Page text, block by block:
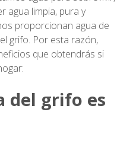
agua limpia, pura y
proporcionan agua de
grifo. Por esta razón,
que obtendrás si
del grifo es